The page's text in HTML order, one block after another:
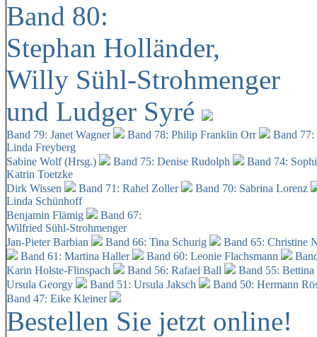
Band 80:
Stephan Holländer,
Willy Sühl-Strohmenger
und Ludger Syré
Band 79: Janet Wagner Band 78: Philip Franklin Orr
Band
Linda Freyberg
Sabine Wolf (Hrsg.)
Band 75: Denise Rudolph
Band 74:
Katrin Toetzke
Dirk Wissen
Band 71: Rahel Zoller
Band 70: Sabrina Lorenz
Linda Schünhoff
Benjamin Flämig
Band 67:
Wilfried Sühl-Strohmenger
Jan-Pieter Barbian
Band 66: Tina Schurig
Band 65: Christine
Band 61: Martina Haller
Band 60: Leonie Flachsmann
Karin Holste-Flinspach
Band 56: Rafael Ball
Band 55:
Ursula Georgy
Band 51: Ursula Jaksch Band 50: Hermann
Band 47: Eike Kleiner
Bestellen Sie jetzt online!